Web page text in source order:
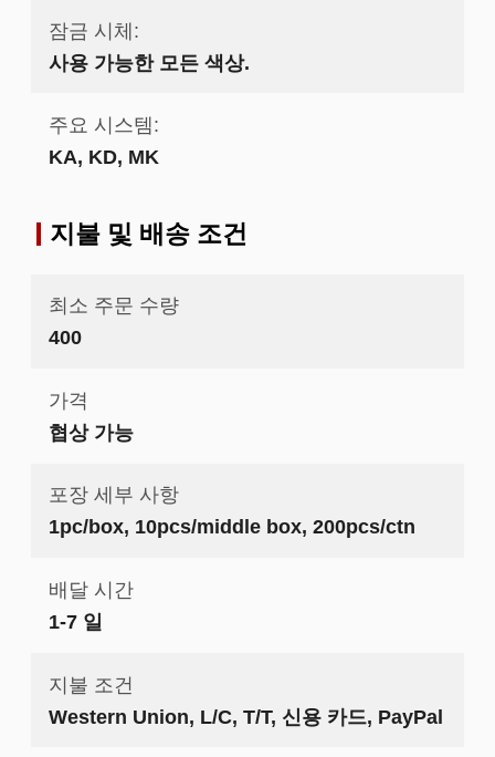
잠금 시체:
사용 가능한 모든 색상.
주요 시스템:
KA, KD, MK
지불 및 배송 조건
최소 주문 수량
400
가격
협상 가능
포장 세부 사항
1pc/box, 10pcs/middle box, 200pcs/ctn
배달 시간
1-7 일
지불 조건
Western Union, L/C, T/T, 신용 카드, PayPal